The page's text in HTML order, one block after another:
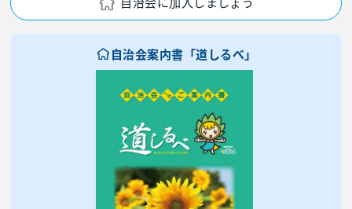
自治会に加入しましょう
自治会案内書「道しるべ」